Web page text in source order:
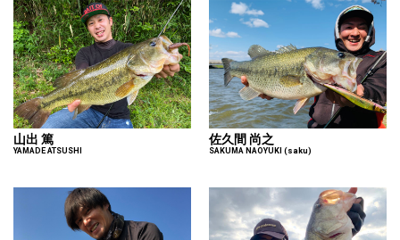
山出 篤
YAMADE ATSUSHI
佐久間 尚之
SAKUMA NAOYUKI (saku)